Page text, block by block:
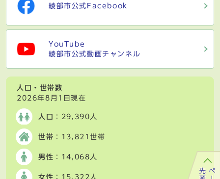
綾部市公式Facebook
YouTube
綾部市公式動画チャンネル
人口・世帯数
2026年8月1日現在
人口 ：29,390人
世帯 ：13,821世帯
男性 ：14,068人
女性 ：15,322人